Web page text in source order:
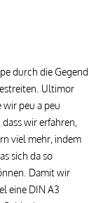
durch die Gegend
Ultimor
peu a peu
wir erfahren,
viel mehr, indem
sich da so
Damit wir
eine DIN A3